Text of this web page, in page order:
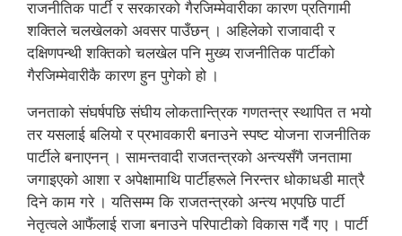
राजनीतिक पार्टी र सरकारको गैरजिम्मेवारीका कारण प्रतिगामी
शक्तिले चलखेलको अवसर पाउँछन् । अहिलेको राजावादी र
दक्षिणपन्थी शक्तिको चलखेल पनि मुख्य राजनीतिक पार्टीको
गैरजिम्मेवारीकै कारण हुन पुगेको हो ।
जनताको संघर्षपछि संघीय लोकतान्त्रिक गणतन्त्र स्थापित त भयो
तर यसलाई बलियो र प्रभावकारी बनाउने स्पष्ट योजना राजनीतिक
पार्टीले बनाएनन् । सामन्तवादी राजतन्त्रको अन्त्यसँगै जनतामा
जगाइएको आशा र अपेक्षामाथि पार्टीहरूले निरन्तर धोकाधडी मात्रै
दिने काम गरे । यतिसम्म कि राजतन्त्रको अन्त्य भएपछि पार्टी
नेतृत्वले आफैंलाई राजा बनाउने परिपाटीको विकास गर्दै गए । पार्टी